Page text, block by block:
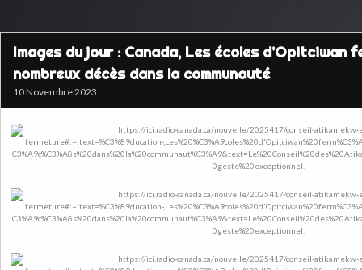
Images du jour : Canada, Les écoles d’Opitciwan
nombreux décès dans la communauté
10 Novembre 2023